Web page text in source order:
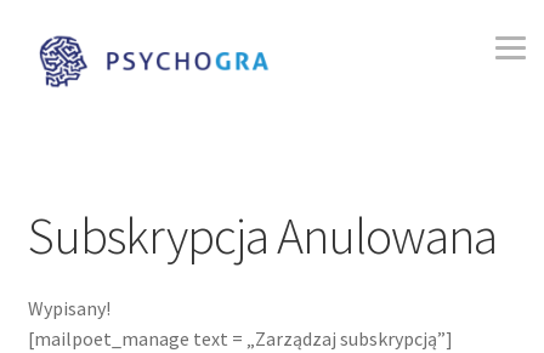
Przejdź
do
Przejdź
do
Game Jam – Gra o Słoń – Edycja 1.
Autyzm
Subskrypcja Anulowana
Wypisany!
[mailpoet_manage text = „Zarządzaj subskrypcją”]